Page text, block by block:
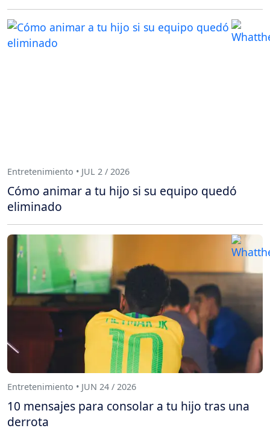
Entretenimiento • JUL 2 / 2026
Cómo animar a tu hijo si su equipo quedó
eliminado
Entretenimiento • JUN 24 / 2026
10 mensajes para consolar a tu hijo tras una
derrota